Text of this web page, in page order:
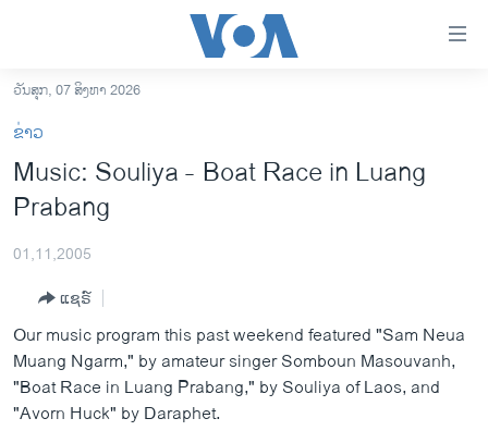
ເຂົ້າ
ຫາ
ຂ້າມ
ຂ້າມ
ຫາ
ອາເມຣິກາ
ຂ່າວ​ຈີນ
ໂລກ
ເອເຊຍ
ອິດສະຫຼະພາບດ້ານການຂ່າວ
ຊີວິດຊາວລາວ
ວັນສຸກ, 07 ສິງຫາ 2026
ຂ່າວ
Music: Souliya - Boat Race in Luang
Prabang
01,11,2005
ແຊຣ໌
Our music program this past weekend featured "Sam Neua
Muang Ngarm," by amateur singer Somboun Masouvanh,
"Boat Race in Luang Prabang," by Souliya of Laos, and
"Avorn Huck" by Daraphet.